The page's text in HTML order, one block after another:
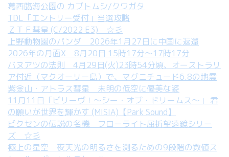
葛西臨海公園の カブトムシ/クワガタ
TDL「エントリー受付」当選攻略
ＺＴＦ彗星 (C/2022 E3) ☆彡
上野動物園のパンダ 2026年1月27日に中国に返還
2026年の月面X 8月20日 15時17分～17時17分
バヌアツの法則 4月29日(火)23時54分頃、オーストラリ
ア付近（マクオーリー島）で、マグニチュード6.8の地震
紫金山・アトラス彗星 未明の低空に優美な姿
11月11日「ビリーヴ！～シー・オブ・ドリームス～」 君
の願いが世界を輝かす (MISIA)【Park Sound】
ビクセンの伝説の名機 フローライト屈折望遠鏡シリー
ズ ☆彡
極上の星空 夜天光の明るさを測るための9段階の数値ス